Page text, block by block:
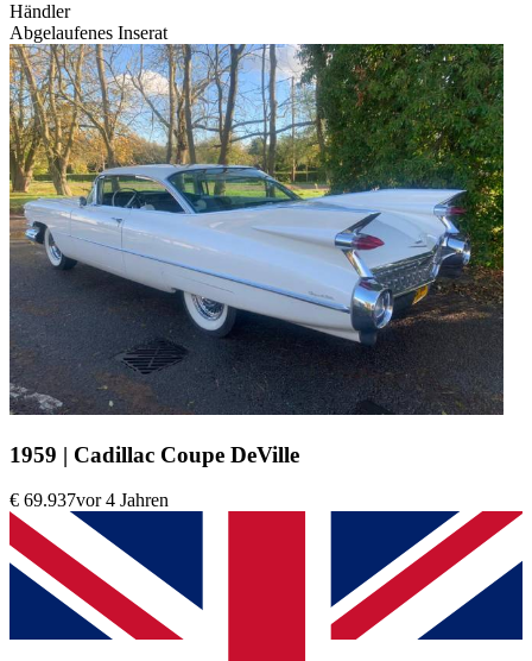
Händler
Abgelaufenes Inserat
1959 | Cadillac Coupe DeVille
€ 69.937vor 4 Jahren